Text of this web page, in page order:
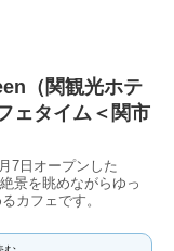
（関観光ホテ
ェタイム＜関市
7日オープンした
景を眺めながらゆっ
カフェです。